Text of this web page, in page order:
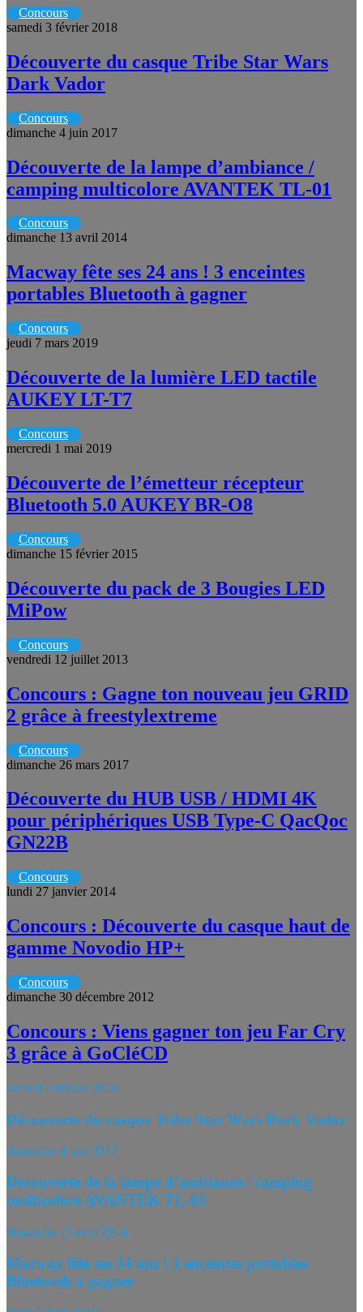
Concours
samedi 3 février 2018
Découverte du casque Tribe Star Wars
Dark Vador
Concours
dimanche 4 juin 2017
Découverte de la lampe d’ambiance /
camping multicolore AVANTEK TL-01
Concours
dimanche 13 avril 2014
Macway fête ses 24 ans ! 3 enceintes
portables Bluetooth à gagner
Concours
jeudi 7 mars 2019
Découverte de la lumière LED tactile
AUKEY LT-T7
Concours
mercredi 1 mai 2019
Découverte de l’émetteur récepteur
Bluetooth 5.0 AUKEY BR-O8
Concours
dimanche 15 février 2015
Découverte du pack de 3 Bougies LED
MiPow
Concours
vendredi 12 juillet 2013
Concours : Gagne ton nouveau jeu GRID
2 grâce à freestylextreme
Concours
dimanche 26 mars 2017
Découverte du HUB USB / HDMI 4K
pour périphériques USB Type-C QacQoc
GN22B
Concours
lundi 27 janvier 2014
Concours : Découverte du casque haut de
gamme Novodio HP+
Concours
dimanche 30 décembre 2012
Concours : Viens gagner ton jeu Far Cry
3 grâce à GoCléCD
samedi 3 février 2018
Découverte du casque Tribe Star Wars Dark Vador
dimanche 4 juin 2017
Découverte de la lampe d’ambiance / camping
multicolore AVANTEK TL-01
dimanche 13 avril 2014
Macway fête ses 24 ans ! 3 enceintes portables
Bluetooth à gagner